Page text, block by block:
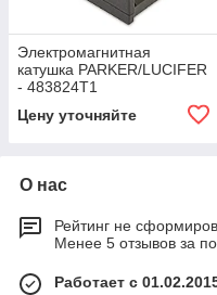
Электромагнитная
катушка PARKER/LUCIFER
- 483824T1
Цену уточняйте
О нас
Рейтинг не
Менее 5 отзывов за
Работает с